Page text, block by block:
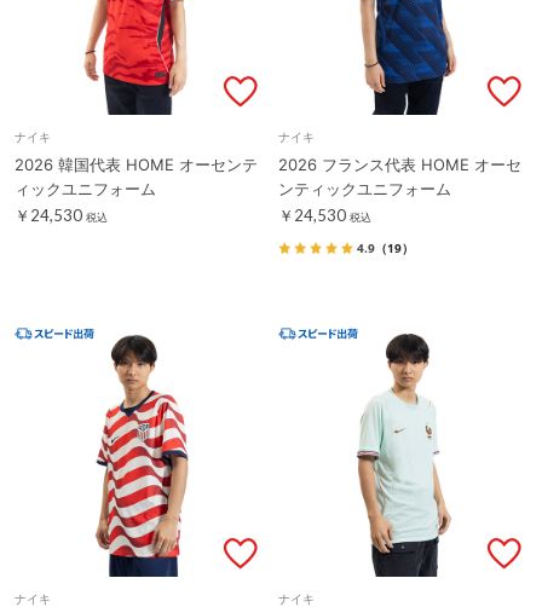
ナイキ
2026 韓国代表 HOME オーセンテ
ィックユニフォーム
￥24,530 税込
ナイキ
2026 フランス代表 HOME オーセ
ンティックユニフォーム
￥24,530 税込
4.9 （19）
ナイキ ナイキ